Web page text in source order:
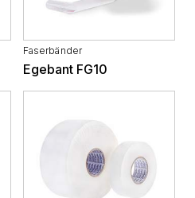
Faserbänder
Egebant FG10